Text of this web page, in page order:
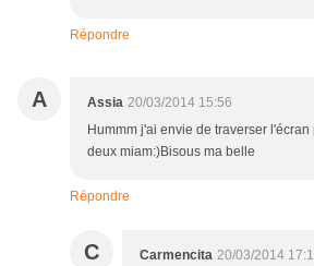
Répondre
A Assia 20/03/2014 15:56
Hummm j'ai envie de traverser
deux miam:)Bisous ma belle
Répondre
C Carmencita 20/03/2014